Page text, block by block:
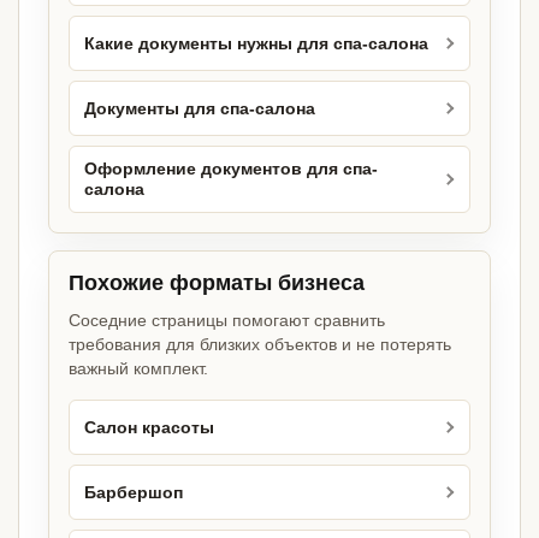
Какие документы нужны для спа-салона
Документы для спа-салона
Оформление документов для спа-
салона
Похожие форматы бизнеса
Соседние страницы помогают сравнить
требования для близких объектов и не потерять
важный комплект.
Салон красоты
Барбершоп